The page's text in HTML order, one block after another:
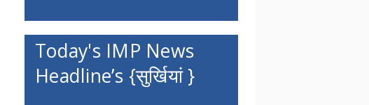
Today's IMP News
Headline’s {सुर्खियां }